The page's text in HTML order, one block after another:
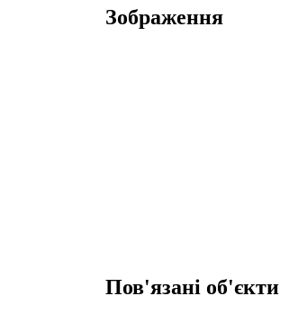
Зображення
Пов'язані об'єкти